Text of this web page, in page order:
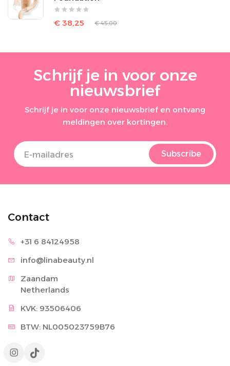
€ 38,25 € 45,00
Schrijf je in voor onze
nieuwsbrief
Schrijf je in voor onze nieuwsbrief en ontvang
meldingen over kortingen.
Subscribe
Contact
+31 6 84124958
info@linabeauty.nl
Zaandam
Netherlands
KVK: 93506406
BTW: NL005023759B76